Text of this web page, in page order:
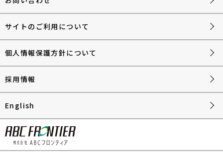
サイトのご利用について
個人情報保護方針について
採用情報
English